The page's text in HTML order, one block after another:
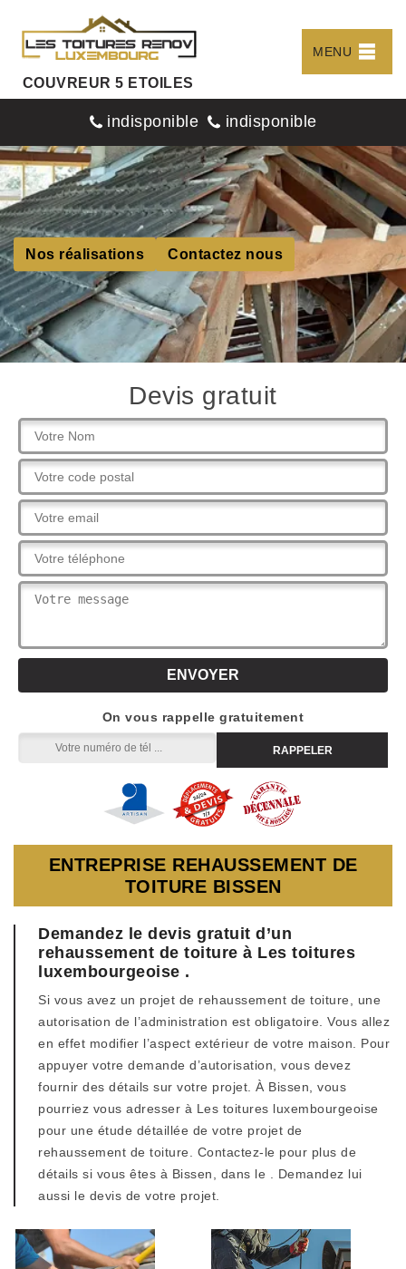
COUVREUR 5 ETOILES
MENU
indisponible indisponible
Nos réalisations Contactez nous
Devis gratuit
On vous rappelle gratuitement
ENTREPRISE REHAUSSEMENT DE
TOITURE BISSEN
Demandez le devis gratuit d’un
rehaussement de toiture à Les toitures
luxembourgeoise .
Si vous avez un projet de rehaussement de toiture, une
autorisation de l’administration est obligatoire. Vous allez
en effet modifier l’aspect extérieur de votre maison. Pour
appuyer votre demande d’autorisation, vous devez
fournir des détails sur votre projet. À Bissen, vous
pourriez vous adresser à Les toitures luxembourgeoise
pour une étude détaillée de votre projet de
rehaussement de toiture. Contactez-le pour plus de
détails si vous êtes à Bissen, dans le . Demandez lui
aussi le devis de votre projet.